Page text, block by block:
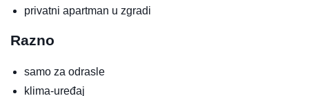
privatni apartman u zgradi
Razno
samo za odrasle
klima-uređaj